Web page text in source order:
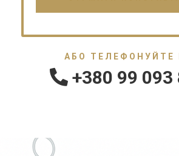
АБО ТЕЛЕФОНУЙТЕ
+380 99 093